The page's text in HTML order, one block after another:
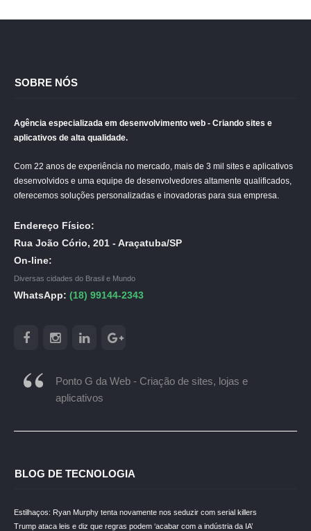
SOBRE NÓS
Agência especializada em desenvolvimento web - Criando sites e
aplicativos de alta qualidade.
Com 22 anos de experiência no mercado, mais de 3 mil sites e aplicativos
desenvolvidos e uma equipe de desenvolvedores altamente qualificados,
oferecemos soluções personalizadas e inovadoras para sua empresa.
Endereço Físico:
Rua João Cório, 201 - Araçatuba/SP
On-line:
Diversas cidades do Brasil e Mundo
WhatsApp: (18) 99144-2343
Ponto G da Web - Criação de sites, lojas e
aplicativos
BLOG DE TECNOLOGIA
Estilhaços: Ryan Murphy tenta novamente nos seduzir com serial killers
Trump ataca leis e diz que regras podem ‘acabar com a indústria da IA’